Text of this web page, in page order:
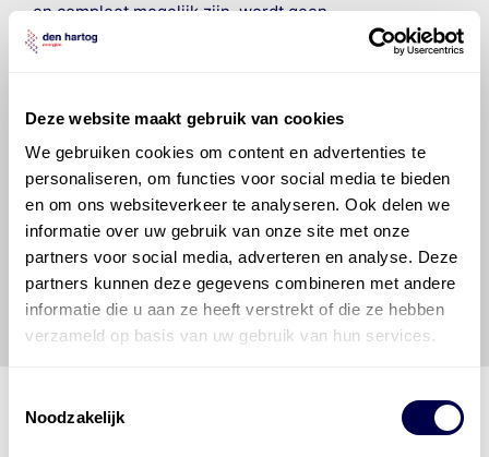
Deze website maakt gebruik van cookies
We gebruiken cookies om content en advertenties te
personaliseren, om functies voor social media te bieden
en om ons websiteverkeer te analyseren. Ook delen we
informatie over uw gebruik van onze site met onze
partners voor social media, adverteren en analyse. Deze
partners kunnen deze gegevens combineren met andere
informatie die u aan ze heeft verstrekt of die ze hebben
verzameld op basis van uw gebruik van hun services.
Noodzakelijk
en compleet mogelijk zijn, wordt geen
aansprakelijkheid aanvaard, anders dan waartoe een
wettelijke verplichting bestaat, voor schade of verlies
informatie. Door deze olieaanbevelingsinformatie te
raadplegen en te gebruiken erkent de gebruiker dat
hij/zij de ervaring, de kennis en het vermogen heeft
om de vereiste onderhoudswerkzaamheden op een
veilige en verantwoorde manier uit te voeren. Hij/zij
vrijwaart en indemniseert de uitgever enDen Hartog
Energiesvoor enig verlies, letsel, claim en schade
veroorzaakt door een onjuiste interpretatie of een
onjuist gebruik van de gepubliceerde gegevens.